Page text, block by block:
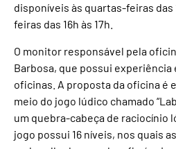
disponíveis às quartas-feiras das
feiras das 16h às 17h.
O monitor responsável pela
Barbosa, que possui experiência
oficinas. A proposta da oficina é
meio do jogo lúdico chamado
um quebra-cabeça de raciocínio
jogo possui 16 níveis, nos quais